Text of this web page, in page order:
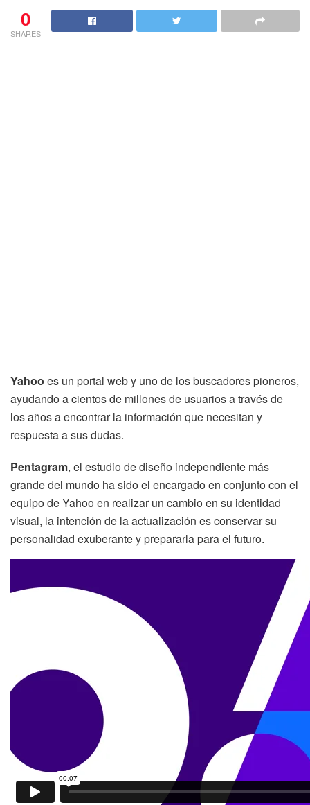
0
SHARES
Yahoo es un portal web y uno de los buscadores pioneros,
ayudando a cientos de millones de usuarios a través de
los años a encontrar la información que necesitan y
respuesta a sus dudas.
Pentagram, el estudio de diseño independiente más
grande del mundo ha sido el encargado en conjunto con el
equipo de Yahoo en realizar un cambio en su identidad
visual, la intención de la actualización es conservar su
personalidad exuberante y prepararla para el futuro.